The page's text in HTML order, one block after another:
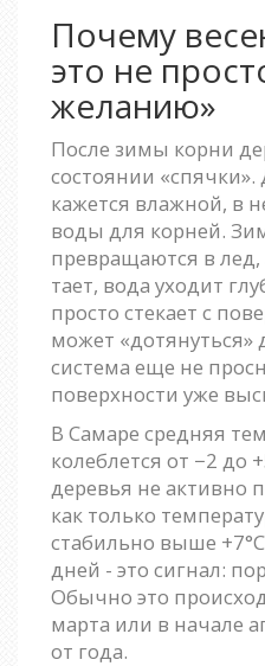
Почему
это не
желанию»
После зимы корни
состоянии
кажется влажной, в
воды для корней.
превращаются в лед,
тает, вода уходит
просто стекает с
может «дотянуться»
система еще не
поверхности уже
В Самаре средняя
колеблется от −2 до
деревья не активно
как только
стабильно выше
дней - это сигнал:
Обычно это
марта или в начале
от года.